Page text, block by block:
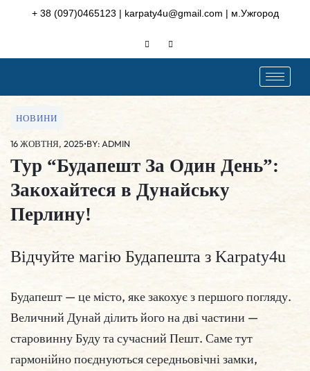
+ 38 (097)0465123 | karpaty4u@gmail.com | м.Ужгород
НОВИНИ
16 ЖОВТНЯ, 2025•BY: ADMIN
Тур “Будапешт За Один День”:
Закохайтеся в Дунайську
Перлину!
Відчуйте магію Будапешта з Karpaty4u
Будапешт — це місто, яке закохує з першого погляду.
Величний Дунай ділить його на дві частини —
старовинну Буду та сучасний Пешт. Саме тут
гармонійно поєднуються середньовічні замки,